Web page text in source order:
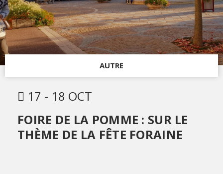
AUTRE
17 - 18 OCT
FOIRE DE LA POMME : SUR LE
THÈME DE LA FÊTE FORAINE